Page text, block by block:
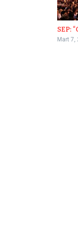
SEP:
Mart 7,